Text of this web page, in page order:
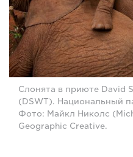
Слонята в приюте David
(DSWT). Национальный
Фото: Майкл Николс
Geographic Creative.